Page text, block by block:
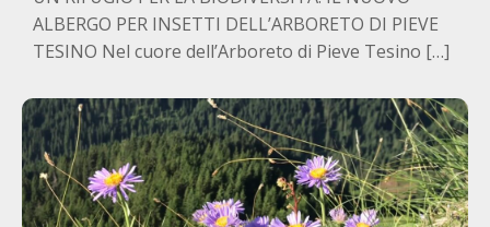
ALBERGO PER INSETTI DELL’ARBORETO DI PIEVE
TESINO Nel cuore dell’Arboreto di Pieve Tesino […]